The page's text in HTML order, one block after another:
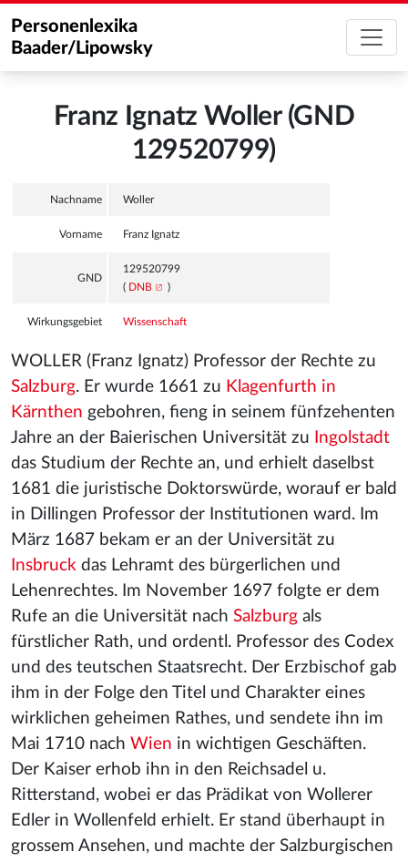
Personenlexika
Baader/Lipowsky
Franz Ignatz Woller (GND
129520799)
Nachname Woller
Vorname Franz Ignatz
GND
129520799
( DNB )
Wirkungsgebiet Wissenschaft
WOLLER (Franz Ignatz) Professor der Rechte zu
Salzburg. Er wurde 1661 zu Klagenfurth in
Kärnthen gebohren, fieng in seinem fünfzehenten
Jahre an der Baierischen Universität zu
Ingolstadt
das Studium der Rechte an, und erhielt daselbst
1681 die juristische Doktorswürde, worauf er bald
in Dillingen Professor der Institutionen ward. Im
März 1687 bekam er an der Universität zu
Insbruck das Lehramt des bürgerlichen und
Lehenrechtes. Im November 1697 folgte er dem
Rufe an die Universität nach Salzburg als
fürstlicher Rath, und ordentl. Professor des Codex
und des teutschen Staatsrecht. Der Erzbischof gab
ihm in der Folge den Titel und Charakter eines
wirklichen geheimen Rathes, und sendete ihn im
Mai 1710 nach Wien in wichtigen Geschäften.
Der Kaiser erhob ihn in den Reichsadel u.
Ritterstand, wobei er das Prädikat von Wollerer
Edler in Wollenfeld erhielt. Er stand überhaupt in
grossem Ansehen, und machte der Salzburgischen